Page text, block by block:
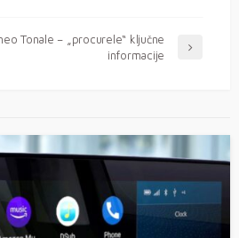
Tonale – „procurele“ ključne
informacije